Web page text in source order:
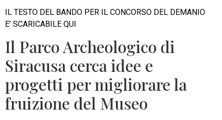
IL TESTO DEL BANDO PER IL CONCORSO DEL DEMANIO
E’ SCARICABILE QUI
Il Parco Archeologico di
Siracusa cerca idee e
progetti per migliorare la
fruizione del Museo